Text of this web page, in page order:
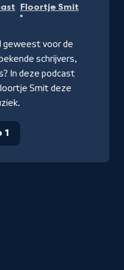
Floortje Smit
geweest voor de
schrijvers,
In deze podcast
Smit deze
1